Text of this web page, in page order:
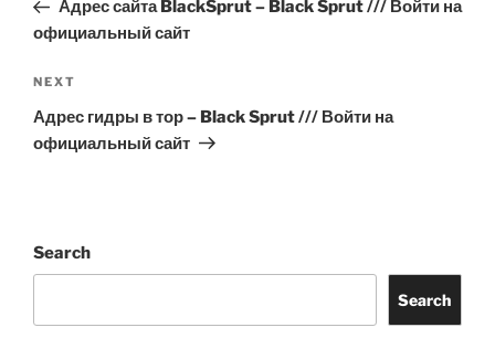
Адрес сайта BlackSprut – Black Sprut /// Войти на
официальный сайт
Next
Post
NEXT
Адрес гидры в тор – Black Sprut /// Войти на
официальный сайт
Search
Search